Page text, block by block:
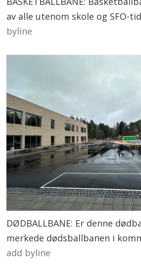
av alle utenom skole og SFO-
byline
DØDBALLBANE: Er denne
merkede dødsballbanen i
add byline